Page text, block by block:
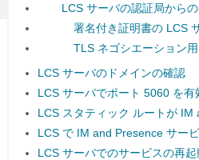
LCS サーバの認証局から
署名付き証明書の LCS
TLS ネゴシエーション
LCS サーバのドメインの確認
LCS サーバでポート 5060 を有
LCS スタティック ルートが
LCS で IM and Presence サー
LCS サーバでのサービスの再起